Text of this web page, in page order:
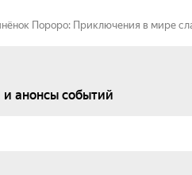
Пороро: Приключения в мире
анонсы событий